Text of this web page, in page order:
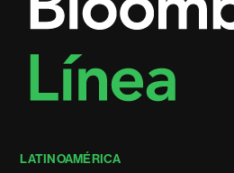
LATINOAMÉRICA